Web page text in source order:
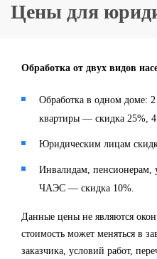
Цены для
Обработка от двух видов
Обработка в одном доме:
квартиры — скидка 25%,
Юридическим лицам
Инвалидам, пенсионерам,
ЧАЭС — скидка 10%.
Данные цены не являются
стоимость может меняться в
заказчика, условий работ,